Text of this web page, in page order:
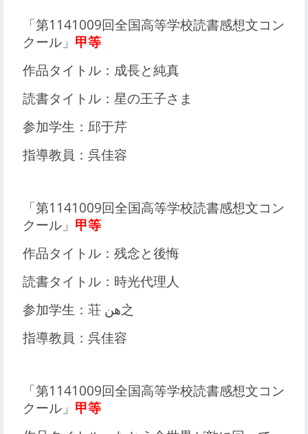
「第1141009回全国高等学校読書感想文コン
クール」 甲等
作品タイトル：成長と純真
読書タイトル：星の王子さま
参加学生：邱于芹
指導教員：呉佳容
「第1141009回全国高等学校読書感想文コン
クール」 甲等
作品タイトル：残念と後悔
読書タイトル：時光代理人
参加学生：荘 هن之
指導教員：呉佳容
「第1141009回全国高等学校読書感想文コン
クール」 甲等